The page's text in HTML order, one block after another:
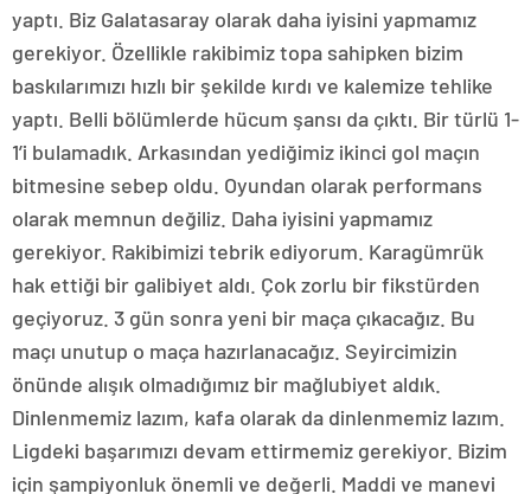
yaptı. Biz Galatasaray olarak daha iyisini yapmamız
gerekiyor. Özellikle rakibimiz topa sahipken bizim
baskılarımızı hızlı bir şekilde kırdı ve kalemize tehlike
yaptı. Belli bölümlerde hücum şansı da çıktı. Bir türlü 1-
1’i bulamadık. Arkasından yediğimiz ikinci gol maçın
bitmesine sebep oldu. Oyundan olarak performans
olarak memnun değiliz. Daha iyisini yapmamız
gerekiyor. Rakibimizi tebrik ediyorum. Karagümrük
hak ettiği bir galibiyet aldı. Çok zorlu bir fikstürden
geçiyoruz. 3 gün sonra yeni bir maça çıkacağız. Bu
maçı unutup o maça hazırlanacağız. Seyircimizin
önünde alışık olmadığımız bir mağlubiyet aldık.
Dinlenmemiz lazım, kafa olarak da dinlenmemiz lazım.
Ligdeki başarımızı devam ettirmemiz gerekiyor. Bizim
için şampiyonluk önemli ve değerli. Maddi ve manevi